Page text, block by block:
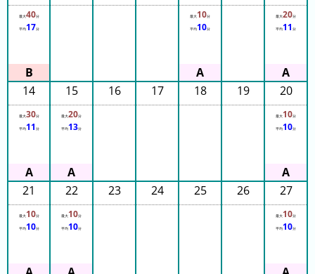
前
日
前
日
5
最大40分
平均17分
最大10分
平均10分
最大20分
平均11 分
14
最大30分
平均11 分
15
最大20分
平均13分
16 17 18 19 20
最大10分
平均10分
21
最大10分
平均10分
22
最大10分
平均10分
23 24 25 26 27
最大10分
平均10分